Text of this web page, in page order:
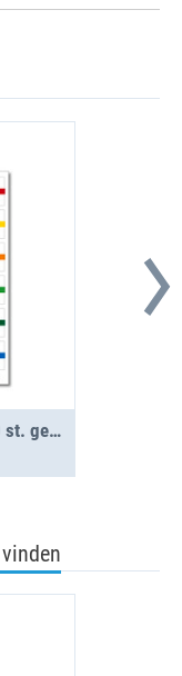
Labeletiketten inzetbak 30 st. gemengd (1 vel)